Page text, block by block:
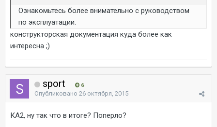
Ознакомьтесь более внимательно с руководством
по эксплуатации.
конструкторская документация куда более как
интересна ;)
sport 6
Опубликовано 26 октября, 2015
КА2, ну так что в итоге? Поперло?